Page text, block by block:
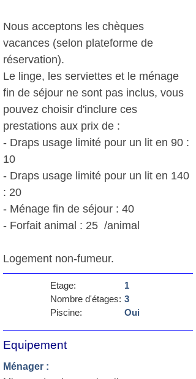
Nous acceptons les chèques
vacances (selon plateforme de
réservation).
Le linge, les serviettes et le ménage
fin de séjour ne sont pas inclus, vous
pouvez choisir d'inclure ces
prestations aux prix de :
- Draps usage limité pour un lit en 90 :
10 
- Draps usage limité pour un lit en 140
: 20 
- Ménage fin de séjour : 40 
- Forfait animal : 25  /animal
Logement non-fumeur.
Etage:
1
Nombre d'étages: 3
Piscine:
Oui
Equipement
Ménager :